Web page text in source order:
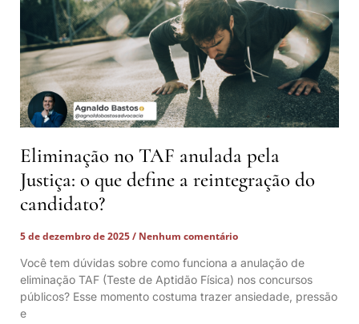
Eliminação no TAF anulada pela
Justiça: o que define a reintegração do
candidato?
5 de dezembro de 2025
Nenhum comentário
Você tem dúvidas sobre como funciona a anulação de
eliminação TAF (Teste de Aptidão Física) nos concursos
públicos? Esse momento costuma trazer ansiedade, pressão
e